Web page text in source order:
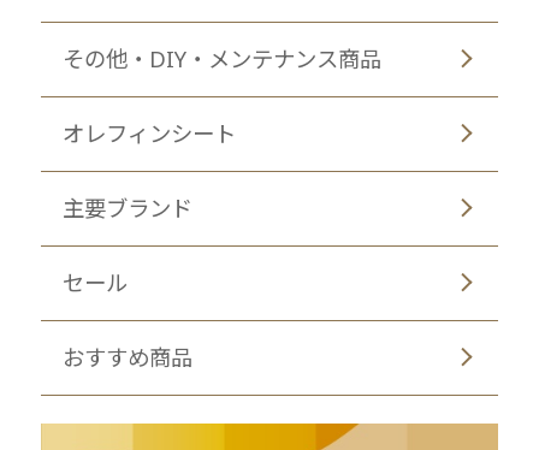
その他・DIY・メンテナンス商品
オレフィンシート
主要ブランド
セール
おすすめ商品